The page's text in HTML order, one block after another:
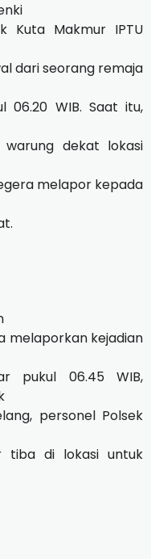
Kuta Makmur IPTU
dari seorang remaja
06.20 WIB. Saat itu,
dekat lokasi
melapor kepada
melaporkan kejadian
pukul 06.45 WIB,
personel Polsek
tiba di lokasi untuk